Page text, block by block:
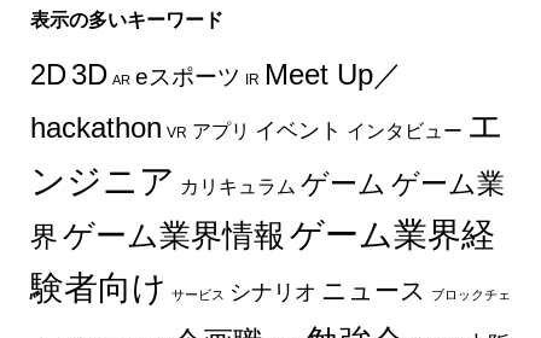
表示の多いキーワード
2D3D AR eスポーツ IR
Meet Up／
hackathon VR アプリ イベント インタビュー エ
ンジニア カリキュラム ゲーム ゲーム業
界ゲーム業界情報 ゲーム業界経
験者向け サービス シナリオ ニュース ブロックチェ